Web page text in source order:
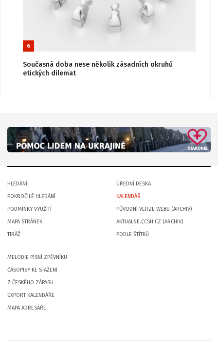
6
Současná doba nese několik zásadních okruhů
etických dilemat
HLEDÁNÍ
POKROČILÉ HLEDÁNÍ
PODMÍNKY VYUŽITÍ
MAPA STRÁNEK
TIRÁŽ
ÚŘEDNÍ DESKA
KALENDÁŘ
PŮVODNÍ VERZE WEBU (ARCHIV)
AKTUALNE.CCSH.CZ (ARCHIV)
PODLE ŠTÍTKŮ
MELODIE PÍSNÍ ZPĚVNÍKU
ČASOPISY KE STAŽENÍ
Z ČESKÉHO ZÁPASU
EXPORT KALENDÁŘE
MAPA ADRESÁŘE